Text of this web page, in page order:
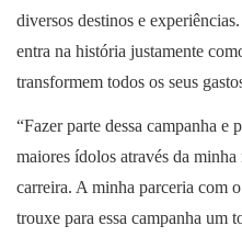
diversos destinos e
entra na história justamente
transformem todos os seus
“Fazer parte dessa campanha e
maiores ídolos através da
carreira. A minha parceria com
trouxe para essa campanha um